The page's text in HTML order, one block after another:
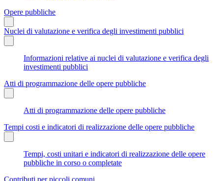
Opere pubbliche
Nuclei di valutazione e verifica degli investimenti pubblici
Informazioni relative ai nuclei di valutazione e verifica degli
investimenti pubblici
Atti di programmazione delle opere pubbliche
Atti di programmazione delle opere pubbliche
Tempi costi e indicatori di realizzazione delle opere pubbliche
Tempi, costi unitari e indicatori di realizzazione delle opere
pubbliche in corso o completate
Contributi per piccoli comuni